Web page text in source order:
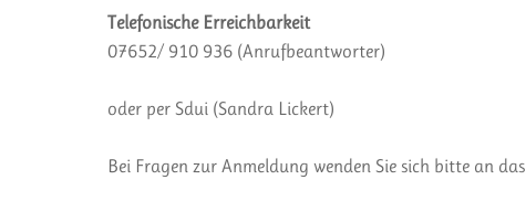
Telefonische Erreichbarkeit
07652/ 910 936 (Anrufbeantworter)
oder per Sdui (Sandra Lickert)
Bei Fragen zur Anmeldung wenden Sie sich bitte an das